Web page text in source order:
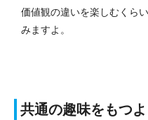
価値観の違いを楽しむくら
みますよ。
共通の趣味をもつ